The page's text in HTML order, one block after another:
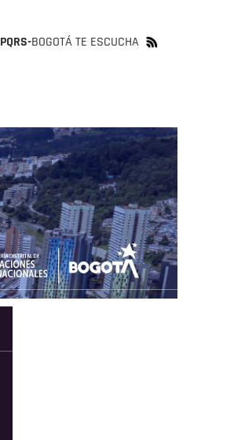
PQRS-BOGOTÁ TE ESCUCHA